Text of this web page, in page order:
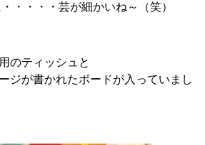
・・・・芸が細かいね～（笑）
のティッシュと
ジが書かれたボードが入っていまし